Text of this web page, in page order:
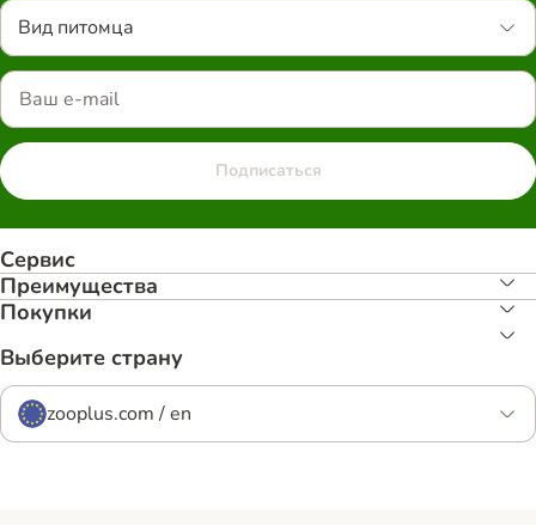
Вид питомца
Подписаться
Сервис
Преимуществa
Покупки
Выберите страну
zooplus.com / en